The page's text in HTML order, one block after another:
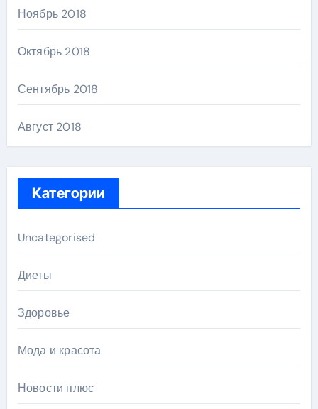
Ноябрь 2018
Октябрь 2018
Сентябрь 2018
Август 2018
Категории
Uncategorised
Диеты
Здоровье
Мода и красота
Новости плюс